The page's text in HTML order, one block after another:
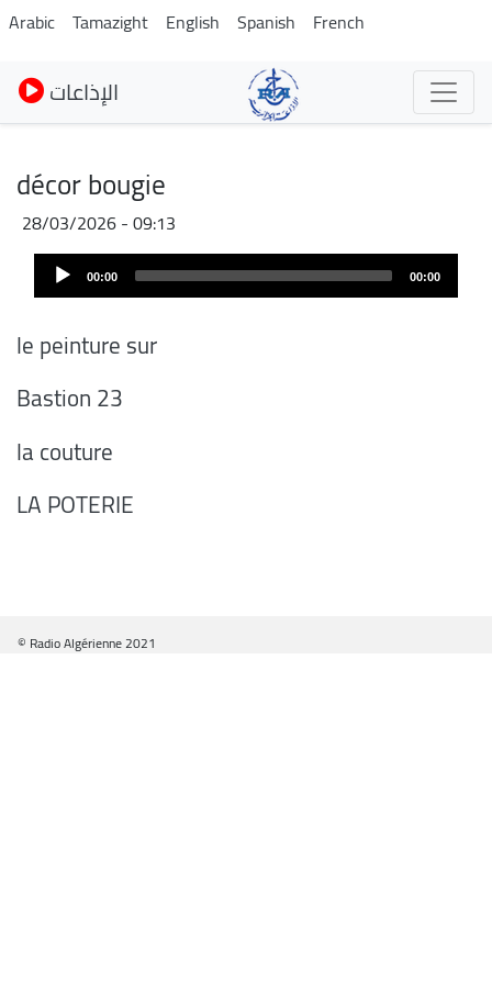
Pasar
al
contenido
principal
Arabic Tamazight English Spanish French
الإذاعات
décor bougie
28/03/2026 - 09:13
Audio
Player 00:00 00:00
le peinture sur
Bastion 23
la couture
LA POTERIE
© Radio Algérienne 2021